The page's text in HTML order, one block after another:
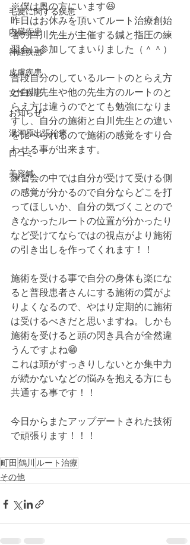
毛髪に関する疾患
内臓疾患
神経疾患
皮膚疾患
女性疾患
お知らせ
湯河原出張治療
口コミ
美容鍼
※僕は奥の方にいます😆
昨日はお休みを頂いてルート治療創始
者の白川先生が主催する鍼と指圧の練
習会に参加してまいりました（＾＾）
普段自分のしているルートのとらえ方
と白川先生や他の先生方のルートのと
らえ方は違うのでとても勉強になりま
すし、自分の施術と白川先生との違い
を比べられるので施術の感覚をすり合
わせる事が出来ます。
練習会の中では自分が受けて受ける側
の感覚が分かるので自分ならどこを打
ってほしいか、自分の気づくことので
きなかったルートの位置が分かったり
など受けてならではの視点がより施術
の引き出しを作ってくれます！！
施術を受ける事で自分の身体も楽にな
ると普段患者さんにする施術の質がよ
りよくなるので、やはり定期的に施術
は受けるべきだと思いますね。しかも
施術を受けると頭の閃き具合が全然違
うんですよね😁
これは頭がすっきりしないとか集中力
が続かないなどの悩みを抱える方にも
共通する事です！！
今日からまたアップデートされた技術
で頑張ります！！！
町田 鶴川 ルート治療
その他